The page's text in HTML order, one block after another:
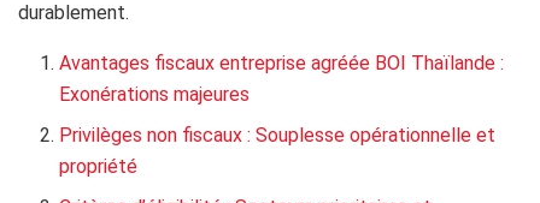
durablement.
Avantages fiscaux entreprise agréée BOI Thaïlande :
Exonérations majeures
Privilèges non fiscaux : Souplesse opérationnelle et
propriété